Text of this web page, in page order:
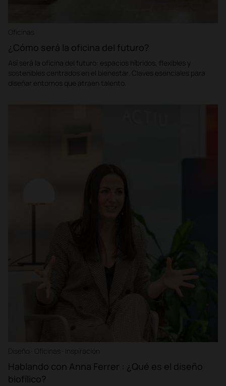
Oficinas
¿Cómo será la oficina del futuro?
Así será la oficina del futuro: espacios híbridos, flexibles y
sostenibles centrados en el bienestar. Claves esenciales para
diseñar entornos que atraen talento.
Diseño · Oficinas · Inspiración
Hablando con Anna Ferrer : ¿Qué es el diseño
biofílico?